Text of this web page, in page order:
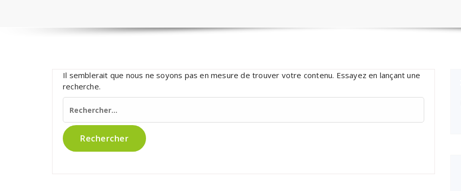
Il semblerait que nous ne soyons pas en mesure de trouver votre contenu. Essayez en lançant une
recherche.
Rechercher :